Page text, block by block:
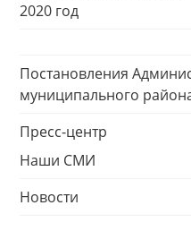
2020 год
Постановления
муниципального
Пресс-центр
Наши СМИ
Новости